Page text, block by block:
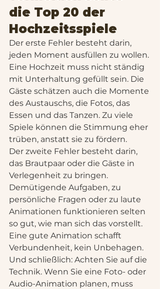
die Top 20 der
Hochzeitsspiele
Der erste Fehler besteht darin,
jeden Moment ausfüllen zu wollen.
Eine Hochzeit muss nicht ständig
mit Unterhaltung gefüllt sein. Die
Gäste schätzen auch die Momente
des Austauschs, die Fotos, das
Essen und das Tanzen. Zu viele
Spiele können die Stimmung eher
trüben, anstatt sie zu fördern.
Der zweite Fehler besteht darin,
das Brautpaar oder die Gäste in
Verlegenheit zu bringen.
Demütigende Aufgaben, zu
persönliche Fragen oder zu laute
Animationen funktionieren selten
so gut, wie man sich das vorstellt.
Eine gute Animation schafft
Verbundenheit, kein Unbehagen.
Und schließlich: Achten Sie auf die
Technik. Wenn Sie eine Foto- oder
Audio-Animation planen, muss